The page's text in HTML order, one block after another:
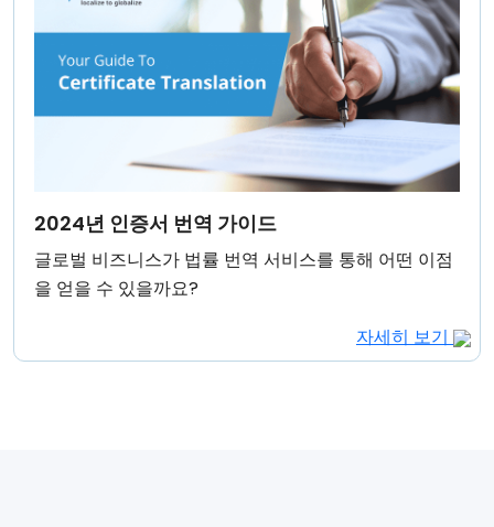
2024년 인증서 번역 가이드
글로벌 비즈니스가 법률 번역 서비스를 통해 어떤 이점
을 얻을 수 있을까요?
자세히 보기